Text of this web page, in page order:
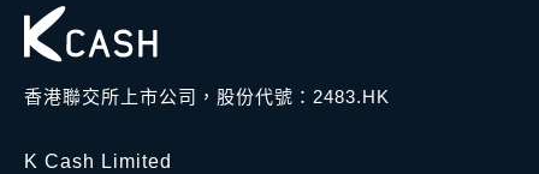
香港聯交所上市公司，股份代號：2483.HK
K Cash Limited